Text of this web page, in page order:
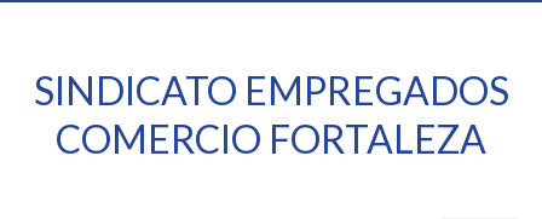
SINDICATO EMPREGADOS
COMERCIO FORTALEZA